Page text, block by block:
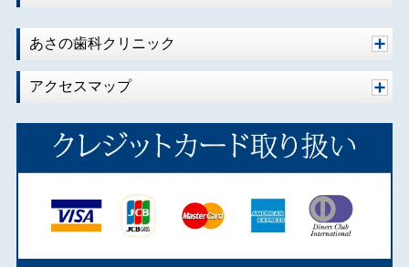
あさの歯科クリニック
アクセスマップ